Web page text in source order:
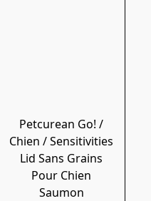
Petcurean Go! /
Chien / Sensitivities
Lid Sans Grains
Pour Chien
Saumon